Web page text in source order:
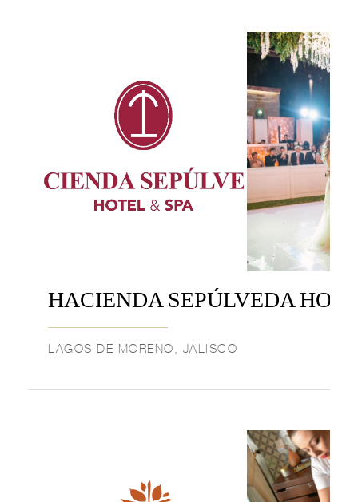
HACIENDA SEPÚLVEDA
LAGOS DE MORENO, JALISCO